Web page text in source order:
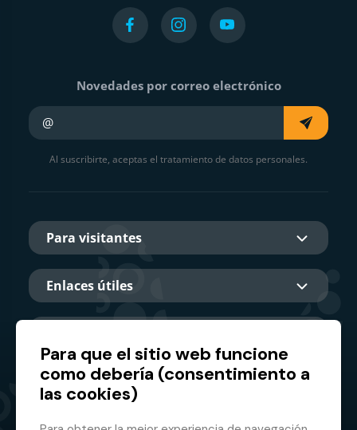
Novedades por correo electrónico
Al suscribirte, aceptas el tratamiento de datos personales.
Para visitantes
Enlaces útiles
Socio principal
Para que el sitio web funcione
como debería (consentimiento a
las cookies)